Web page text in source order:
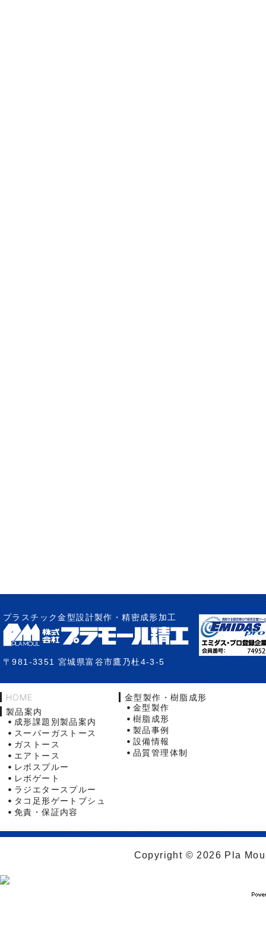
プラスチック金型設計製作・精密成形加工
〒981-3351 宮城県富谷市鷹乃杜4-3-5
HOME
製品案内
成形課題別製品案内
スーパーガストース
ガストース
エアトース
レボスプルー
レボゲート
ラジエタースプルー
タコ足形ゲートブシュ
免責・保証内容
金型製作・樹脂成形
金型製作
樹脂成形
製品事例
設備情報
品質管理体制
Copyright © 2026 Pla